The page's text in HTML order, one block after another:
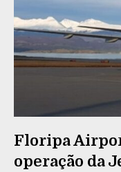
Floripa
operação da